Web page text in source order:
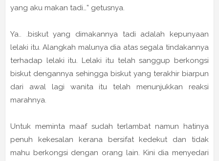
yang aku makan tadi…” getusnya.
Ya.. .biskut yang dimakannya tadi adalah kepunyaan
lelaki itu. Alangkah malunya dia atas segala tindakannya
terhadap lelaki itu. Lelaki itu telah sanggup berkongsi
biskut dengannya sehingga biskut yang terakhir biarpun
dari awal lagi wanita itu telah menunjukkan reaksi
marahnya.
Untuk meminta maaf sudah terlambat namun hatinya
penuh kekesalan kerana bersifat kedekut dan tidak
mahu berkongsi dengan orang lain. Kini dia menyedari